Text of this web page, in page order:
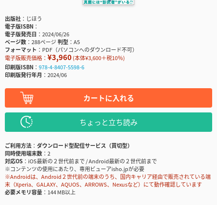
出版社
じほう
電子版ISBN
電子版発売日
2024/06/26
ページ数
288ページ判型
A5
フォーマット
PDF（パソコンへのダウンロード不可）
電子版販売価格： ¥3,960(本体¥3,600＋税10％)
印刷版ISBN
978-4-8407-5598-6
印刷版発行年月
2024/06
カートに入れる
ちょっと立ち読み
ご利用方法
ダウンロード型配信サービス（買切型）
同時使用端末数
2
対応OS
iOS最新の２世代前まで / Android最新の２世代前まで
※コンテンツの使用にあたり、専用ビューアisho.jpが必要
※Androidは、Android２世代前の端末のうち、国内キャリア経由で販売されている端
末（Xperia、GALAXY、AQUOS、ARROWS、Nexusなど）にて動作確認しています
必要メモリ容量
144 MB以上